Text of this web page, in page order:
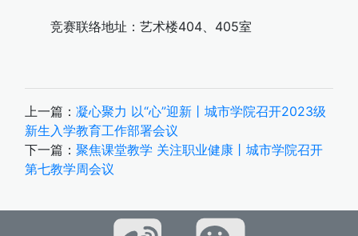
竞赛联络地址：艺术楼404、405室
上一篇： 凝心聚力 以“心”迎新丨城市学院召开2023级
新生入学教育工作部署会议
下一篇： 聚焦课堂教学 关注职业健康丨城市学院召开
第七教学周会议